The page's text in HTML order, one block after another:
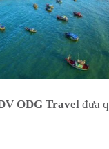
ODG Travel đưa